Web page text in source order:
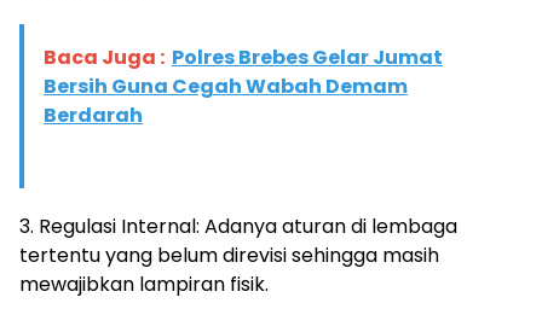
Baca Juga : Polres Brebes Gelar Jumat
Bersih Guna Cegah Wabah Demam
Berdarah
​3. Regulasi Internal: Adanya aturan di lembaga
tertentu yang belum direvisi sehingga masih
mewajibkan lampiran fisik.